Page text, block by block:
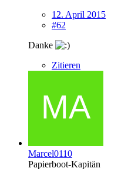
12. April 2015
#62
Danke
Zitieren
Marcel0110
Papierboot-Kapitän